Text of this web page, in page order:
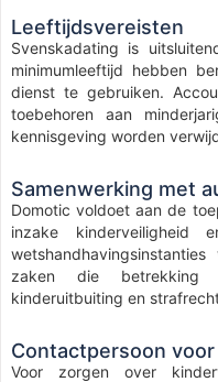
Leeftijdsvereisten
Svenskadating is
minimumleeftijd hebben
dienst te gebruiken.
toebehoren aan
kennisgeving worden
Samenwerking met
Domotic voldoet aan de
inzake kinderveiligheid
zaken die betrekking
kinderuitbuiting en
Contactpersoon
Voor zorgen over